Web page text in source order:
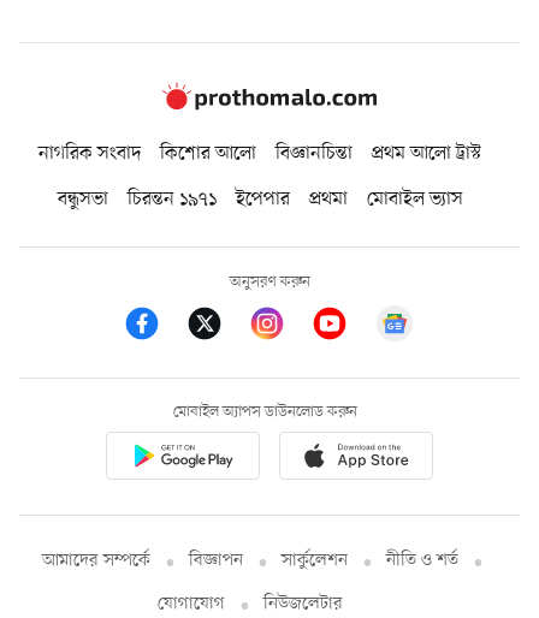
নাগরিক সংবাদ কিশোর আলো বিজ্ঞানচিন্তা
প্রথম আলো ট্রাস্ট
বন্ধুসভা
চিরন্তন ১৯৭১ ইপেপার প্রথমা মোবাইল ভ্যাস
অনুসরণ করুন
মোবাইল অ্যাপস ডাউনলোড করুন
আমাদের সম্পর্কে বিজ্ঞাপন সার্কুলেশন
নীতি ও শর্ত
যোগাযোগ
নিউজলেটার